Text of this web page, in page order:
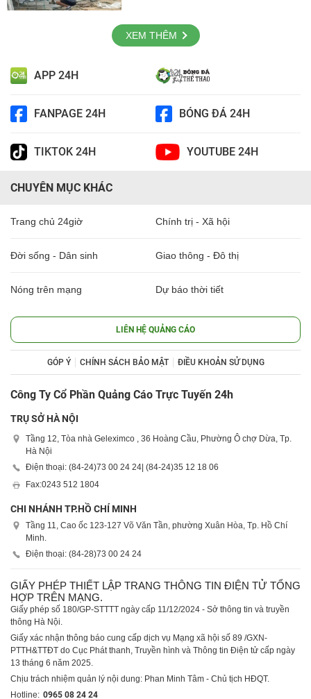
XEM THÊM
APP 24H
FANPAGE 24H BÓNG ĐÁ 24H
TIKTOK 24H YOUTUBE 24H
CHUYÊN MỤC KHÁC
Trang chủ 24giờ Chính trị - Xã hội
Đời sống - Dân sinh Giao thông - Đô thị
Nóng trên mạng Dự báo thời tiết
LIÊN HỆ QUẢNG CÁO
GÓP Ý CHÍNH SÁCH BẢO MẬT ĐIỀU KHOẢN SỬ DỤNG
Công Ty Cổ Phần Quảng Cáo Trực Tuyến 24h
TRỤ SỞ HÀ NỘI
Tầng 12, Tòa nhà Geleximco , 36 Hoàng Cầu, Phường Ô chợ Dừa, Tp.
Hà Nội
Điện thoại: (84-24)73 00 24 24| (84-24)35 12 18 06
Fax:0243 512 1804
CHI NHÁNH TP.HỒ CHÍ MINH
Tầng 11, Cao ốc 123-127 Võ Văn Tần, phường Xuân Hòa, Tp. Hồ Chí
Minh.
Điện thoại: (84-28)73 00 24 24
GIẤY PHÉP THIẾT LẬP TRANG THÔNG TIN ĐIỆN TỬ TỔNG
HỢP TRÊN MẠNG.
Giấy phép số 180/GP-STTTT ngày cấp 11/12/2024 - Sở thông tin và truyền
thông Hà Nội.
Giấy xác nhận thông báo cung cấp dịch vụ Mạng xã hội số 89 /GXN-
PTTH&TTĐT do Cục Phát thanh, Truyền hình và Thông tin Điện tử cấp ngày
13 tháng 6 năm 2025.
Chịu trách nhiệm quản lý nội dung: Phan Minh Tâm - Chủ tịch HĐQT.
Hotline: 0965 08 24 24